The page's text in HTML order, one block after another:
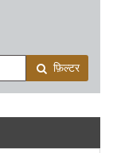
फ़िल्टर